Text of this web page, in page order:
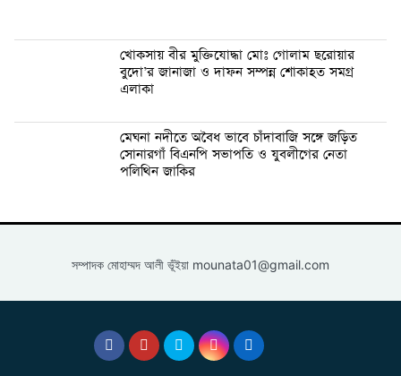
খোকসায় বীর মুক্তিযোদ্ধা মোঃ গোলাম ছরোয়ার
বুদো’র জানাজা ও দাফন সম্পন্ন শোকাহত সমগ্র
এলাকা
মেঘনা নদীতে অবৈধ ভাবে চাঁদাবাজি সঙ্গে জড়িত
সোনারগাঁ বিএনপি সভাপতি ও যুবলীগের নেতা
পলিথিন জাকির
সম্পাদক মোহাম্মদ আলী ভূঁইয়া mounata01@gmail.com